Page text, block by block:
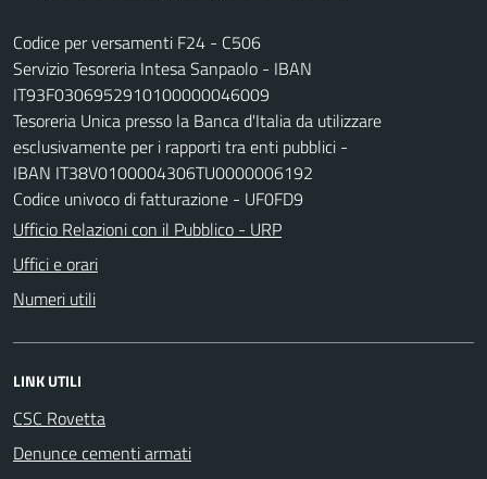
Codice per versamenti F24 - C506
Servizio Tesoreria Intesa Sanpaolo - IBAN
IT93F0306952910100000046009
Tesoreria Unica presso la Banca d'Italia da utilizzare
esclusivamente per i rapporti tra enti pubblici -
IBAN IT38V0100004306TU0000006192
Codice univoco di fatturazione - UF0FD9
Ufficio Relazioni con il Pubblico - URP
Uffici e orari
Numeri utili
LINK UTILI
CSC Rovetta
Denunce cementi armati